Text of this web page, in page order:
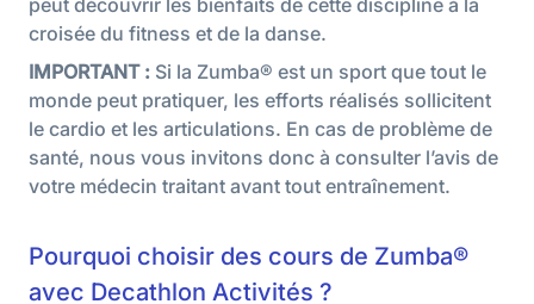
peut découvrir les bienfaits de cette discipline à la
croisée du fitness et de la danse.
IMPORTANT : Si la Zumba® est un sport que tout le
monde peut pratiquer, les efforts réalisés sollicitent
le cardio et les articulations. En cas de problème de
santé, nous vous invitons donc à consulter l’avis de
votre médecin traitant avant tout entraînement.
Pourquoi choisir des cours de Zumba®
avec Decathlon Activités ?